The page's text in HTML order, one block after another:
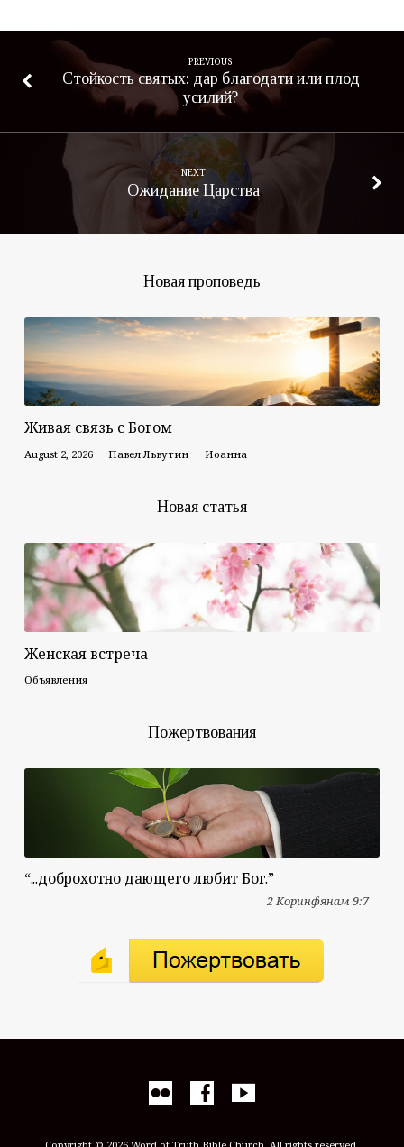
PREVIOUS
Стойкость святых: дар благодати или плод
усилий?
NEXT
Ожидание Царства
Новая проповедь
Живая связь с Богом
August 2, 2026 Павел Львутин Иоанна
Новая статья
Женская встреча
Объявления
Пожертвования
“...доброхотно дающего любит Бог.”
2 Коринфянам 9:7